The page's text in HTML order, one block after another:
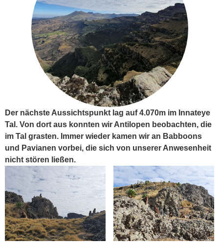
Der nächste Aussichtspunkt lag auf 4.070m im Innateye
Tal. Von dort aus konnten wir Antilopen beobachten, die
im Tal grasten. Immer wieder kamen wir an Babboons
und Pavianen vorbei, die sich von unserer Anwesenheit
nicht stören ließen.